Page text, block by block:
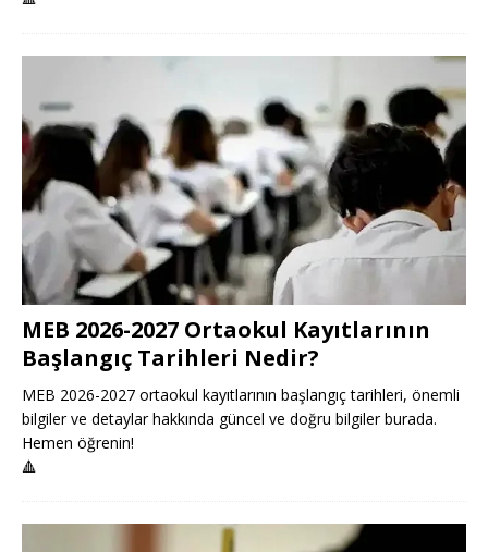
MEB 2026-2027 Ortaokul Kayıtlarının
Başlangıç Tarihleri Nedir?
MEB 2026-2027 ortaokul kayıtlarının başlangıç tarihleri, önemli
bilgiler ve detaylar hakkında güncel ve doğru bilgiler burada.
Hemen öğrenin!
🔺